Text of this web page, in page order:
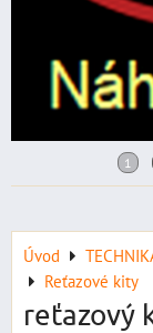
Úvod
Reťazové kity
reťazový